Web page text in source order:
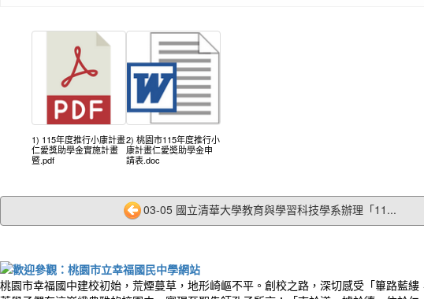
1) 115年度推行小康計畫
仁愛獎助學金實施計畫
暨.pdf
2) 桃園市115年度推行小
康計畫仁愛奬助學金申
請表.doc
03-05 國立清華大學教育與學習科技學系辦理「11...
桃園市幸福國中建校初始，荒煙蔓草，地形崎嶇不平。創校之路，深切感受「篳路藍